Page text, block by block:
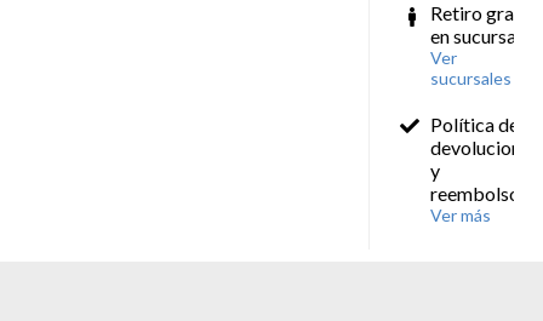
Retiro gratis
en sucursales
Ver
sucursales
Política de
devoluciones
y
reembolsos
Ver más